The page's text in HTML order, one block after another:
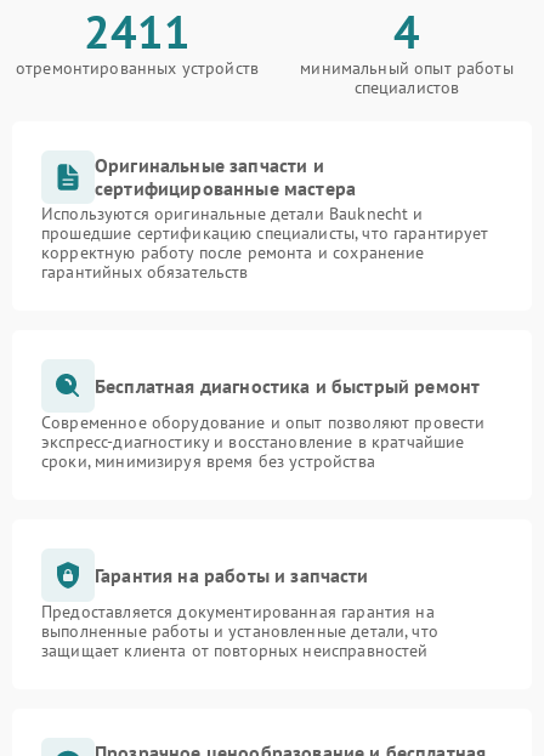
2411
отремонтированных устройств
4
минимальный опыт работы
специалистов
Оригинальные запчасти и
сертифицированные мастера
Используются оригинальные детали Bauknecht и
прошедшие сертификацию специалисты, что гарантирует
корректную работу после ремонта и сохранение
гарантийных обязательств
Бесплатная диагностика и быстрый ремонт
Современное оборудование и опыт позволяют провести
экспресс-диагностику и восстановление в кратчайшие
сроки, минимизируя время без устройства
Гарантия на работы и запчасти
Предоставляется документированная гарантия на
выполненные работы и установленные детали, что
защищает клиента от повторных неисправностей